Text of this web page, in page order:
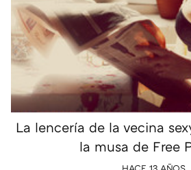
La lencería de la vecina
la musa de Free